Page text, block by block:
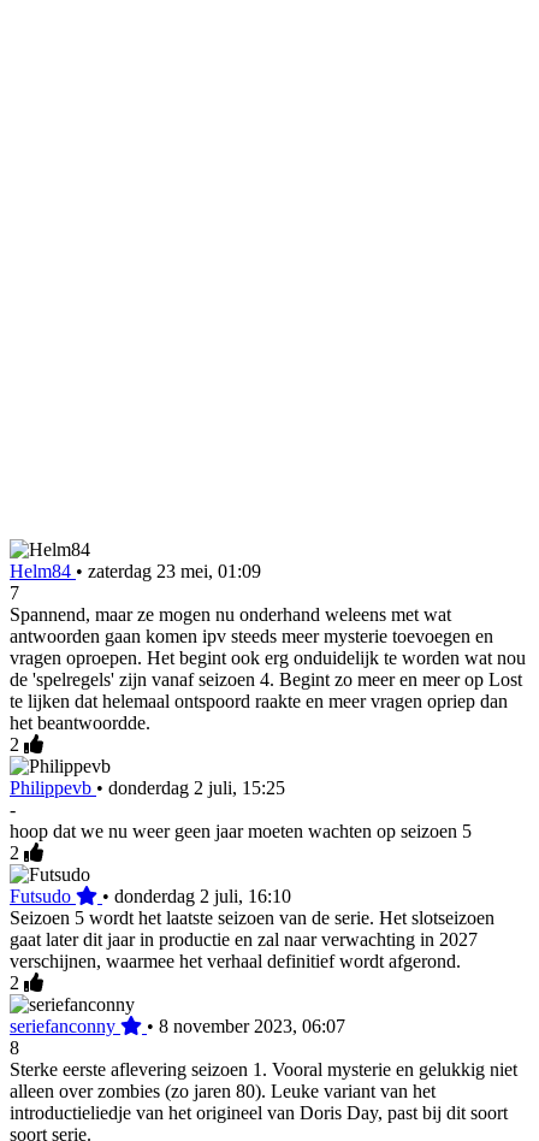
Helm84 • zaterdag 23 mei, 01:09
7
Spannend, maar ze mogen nu onderhand weleens met wat
antwoorden gaan komen ipv steeds meer mysterie toevoegen en
vragen oproepen. Het begint ook erg onduidelijk te worden wat nou
de 'spelregels' zijn vanaf seizoen 4. Begint zo meer en meer op Lost
te lijken dat helemaal ontspoord raakte en meer vragen opriep dan
het beantwoordde.
2
Philippevb • donderdag 2 juli, 15:25
-
hoop dat we nu weer geen jaar moeten wachten op seizoen 5
2
Futsudo • donderdag 2 juli, 16:10
Seizoen 5 wordt het laatste seizoen van de serie. Het slotseizoen
gaat later dit jaar in productie en zal naar verwachting in 2027
verschijnen, waarmee het verhaal definitief wordt afgerond.
2
seriefanconny • 8 november 2023, 06:07
8
Sterke eerste aflevering seizoen 1. Vooral mysterie en gelukkig niet
alleen over zombies (zo jaren 80). Leuke variant van het
introductieliedje van het origineel van Doris Day, past bij dit soort
soort serie.